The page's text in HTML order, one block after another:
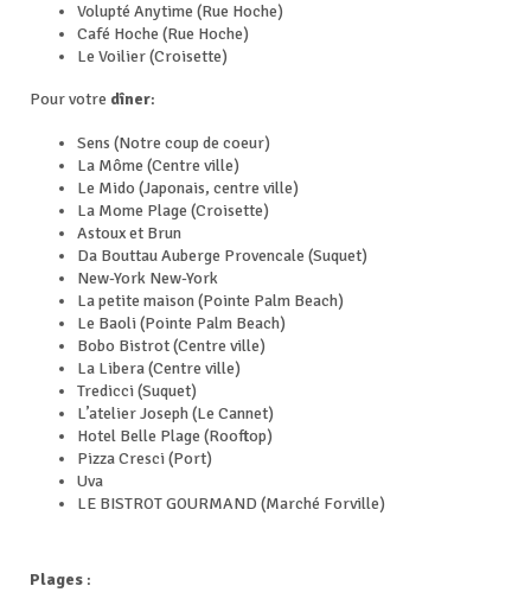
Volupté Anytime (Rue Hoche)
Café Hoche (Rue Hoche)
Le Voilier (Croisette)
Pour votre dîner:
Sens (Notre coup de coeur)
La Môme (Centre ville)
Le Mido (Japonais, centre ville)
La Mome Plage (Croisette)
Astoux et Brun
Da Bouttau Auberge Provencale (Suquet)
New-York New-York
La petite maison (Pointe Palm Beach)
Le Baoli (Pointe Palm Beach)
Bobo Bistrot (Centre ville)
La Libera (Centre ville)
Tredicci (Suquet)
L’atelier Joseph (Le Cannet)
Hotel Belle Plage (Rooftop)
Pizza Cresci (Port)
Uva
LE BISTROT GOURMAND (Marché Forville)
Plages :